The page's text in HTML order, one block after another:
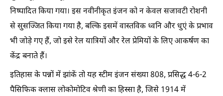
निष्पादित किया गया। इस नवीनीकृत इंजन को न केवल सजावटी रोशनी
से सुसज्जित किया गया है, बल्कि इसमें वास्तविक ध्वनि और धुएं के प्रभाव
भी जोड़े गए हैं, जो इसे रेल यात्रियों और रेल प्रेमियों के लिए आकर्षण का
केंद्र बनाते हैं।
इतिहास के पन्नों में झांकें तो यह स्टीम इंजन संख्या 808, प्रसिद्ध 4-6-2
पैसिफिक क्लास लोकोमोटिव श्रेणी का हिस्सा है, जिसे 1914 में